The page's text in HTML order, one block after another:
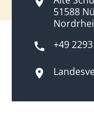
51588
+49